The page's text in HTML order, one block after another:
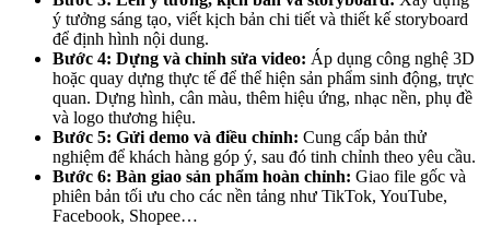
ý tưởng sáng tạo, viết kịch bản chi tiết và thiết kế storyboard
để định hình nội dung.
Bước 4: Dựng và chỉnh sửa video: Áp dụng công nghệ 3D
hoặc quay dựng thực tế để thể hiện sản phẩm sinh động, trực
quan. Dựng hình, cân màu, thêm hiệu ứng, nhạc nền, phụ đề
và logo thương hiệu.
Bước 5: Gửi demo và điều chỉnh: Cung cấp bản thử
nghiệm để khách hàng góp ý, sau đó tinh chỉnh theo yêu cầu.
Bước 6: Bàn giao sản phẩm hoàn chỉnh: Giao file gốc và
phiên bản tối ưu cho các nền tảng như TikTok, YouTube,
Facebook, Shopee…